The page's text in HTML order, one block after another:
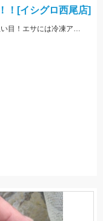
！[イシグロ西尾店]
豊浜釣り桟橋に豆アジ回遊中！日が昇る直前が狙い目！エサには冷凍アミエビ＆王道アジを使用しました！